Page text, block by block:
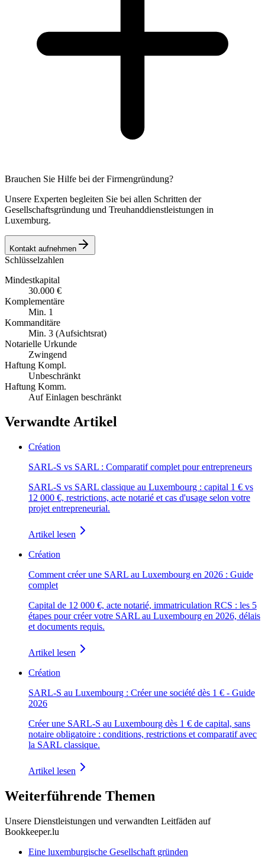
Brauchen Sie Hilfe bei der Firmengründung?
Unsere Experten begleiten Sie bei allen Schritten der
Gesellschaftsgründung und Treuhanddienstleistungen in
Luxemburg.
Kontakt aufnehmen
Schlüsselzahlen
Mindestkapital
30.000 €
Komplementäre
Min. 1
Kommanditäre
Min. 3 (Aufsichtsrat)
Notarielle Urkunde
Zwingend
Haftung Kompl.
Unbeschränkt
Haftung Komm.
Auf Einlagen beschränkt
Verwandte Artikel
Création
SARL-S vs SARL : Comparatif complet pour entrepreneurs
SARL-S vs SARL classique au Luxembourg : capital 1 € vs
12 000 €, restrictions, acte notarié et cas d'usage selon votre
projet entrepreneurial.
Artikel lesen
Création
Comment créer une SARL au Luxembourg en 2026 : Guide
complet
Capital de 12 000 €, acte notarié, immatriculation RCS : les 5
étapes pour créer votre SARL au Luxembourg en 2026, délais
et documents requis.
Artikel lesen
Création
SARL-S au Luxembourg : Créer une société dès 1 € - Guide
2026
Créer une SARL-S au Luxembourg dès 1 € de capital, sans
notaire obligatoire : conditions, restrictions et comparatif avec
la SARL classique.
Artikel lesen
Weiterführende Themen
Unsere Dienstleistungen und verwandten Leitfäden auf
Bookkeeper.lu
Eine luxemburgische Gesellschaft gründen